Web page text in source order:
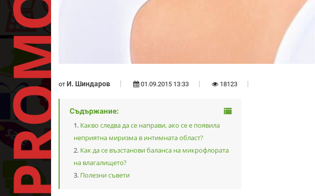
от И. Шиндаров 01.09.2015 13:33 18123
Съдържание:
Какво следва да се направи, ако се е появила
неприятна миризма в интимната област?
Как да се възстанови баланса на микрофлората
на влагалището?
Полезни съвети